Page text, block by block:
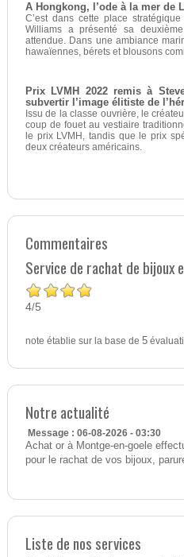
A Hongkong, l’ode à la mer de
C’est dans cette place
Williams a présenté sa
attendue. Dans une ambiance
hawaïennes, bérets et blousons
Prix LVMH 2022 remis à
subvertir l’image élitiste de
Issu de la classe ouvrière, le
coup de fouet au vestiaire
le prix LVMH, tandis que le prix
deux créateurs américains.
Commentaires
Service de rachat de bijoux
4/5
note établie sur la base de 5
Notre actualité
Message : 06-08-2026 - 03:30
Achat or à Montge-en-goele
pour le rachat de vos bijoux,
Liste de nos services